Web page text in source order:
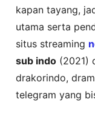
kapan tayang,
utama serta
situs streaming
sub indo (2021)
drakorindo,
telegram yang